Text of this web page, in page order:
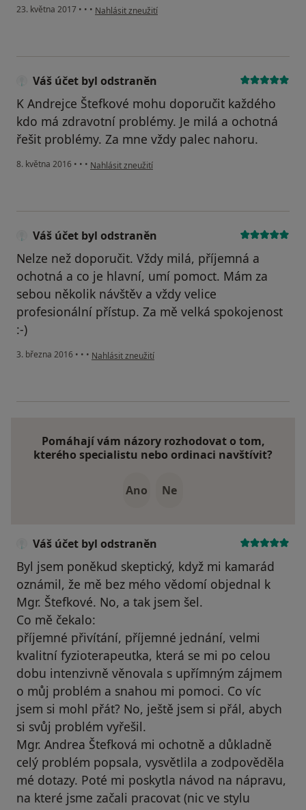
23. května 2017 • • • podle názoru uživatele Váš účet byl odstraněn
Nahlásit zneužití
Váš účet byl odstraněn
K Andrejce Štefkové mohu doporučit každého
kdo má zdravotní problémy. Je milá a ochotná
řešit problémy. Za mne vždy palec nahoru.
8. května 2016 • • • podle názoru uživatele Váš účet byl odstraněn
Nahlásit zneužití
Váš účet byl odstraněn
Nelze než doporučit. Vždy milá, příjemná a
ochotná a co je hlavní, umí pomoct. Mám za
sebou několik návštěv a vždy velice
profesionální přístup. Za mě velká spokojenost
:-)
3. března 2016 • • • podle názoru uživatele Váš účet byl odstraněn
Nahlásit zneužití
Pomáhají vám názory rozhodovat o tom,
kterého specialistu nebo ordinaci navštívit?
Ano Ne
Váš účet byl odstraněn
Byl jsem poněkud skeptický, když mi kamarád
oznámil, že mě bez mého vědomí objednal k
Mgr. Štefkové. No, a tak jsem šel.
Co mě čekalo:
příjemné přivítání, příjemné jednání, velmi
kvalitní fyzioterapeutka, která se mi po celou
dobu intenzivně věnovala s upřímným zájmem
o můj problém a snahou mi pomoci. Co víc
jsem si mohl přát? No, ještě jsem si přál, abych
si svůj problém vyřešil.
Mgr. Andrea Štefková mi ochotně a důkladně
celý problém popsala, vysvětlila a zodpověděla
mé dotazy. Poté mi poskytla návod na nápravu,
na které jsme začali pracovat (nic ve stylu